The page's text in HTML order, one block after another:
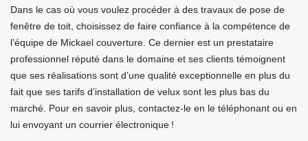
Dans le cas où vous voulez procéder à des travaux de pose de
fenêtre de toit, choisissez de faire confiance à la compétence de
l’équipe de Mickael couverture. Ce dernier est un prestataire
professionnel réputé dans le domaine et ses clients témoignent
que ses réalisations sont d’une qualité exceptionnelle en plus du
fait que ses tarifs d’installation de velux sont les plus bas du
marché. Pour en savoir plus, contactez-le en le téléphonant ou en
lui envoyant un courrier électronique !